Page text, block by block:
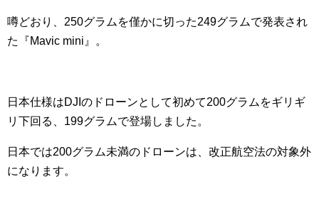
噂どおり、250グラムを僅かに切った249グラムで発表され
た『Mavic mini』。
日本仕様はDJIのドローンとして初めて200グラムをギリギ
リ下回る、199グラムで登場しました。
日本では200グラム未満のドローンは、改正航空法の対象外
になります。